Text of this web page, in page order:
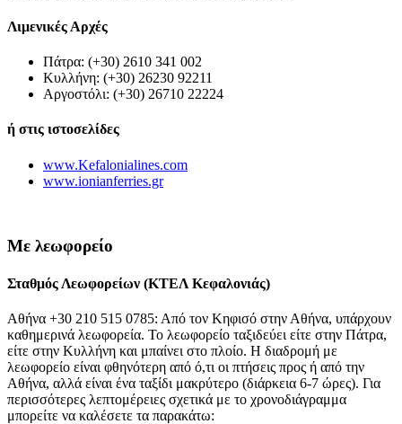
Λιμενικές Αρχές
Πάτρα: (+30) 2610 341 002
Κυλλήνη: (+30) 26230 92211
Αργοστόλι: (+30) 26710 22224
ή στις ιστοσελίδες
www.Kefalonialines.com
www.ionianferries.gr
Με λεωφορείο
Σταθμός Λεωφορείων (ΚΤΕΛ Κεφαλονιάς)
Αθήνα +30 210 515 0785: Από τον Κηφισό στην Αθήνα, υπάρχουν
καθημερινά λεωφορεία. Το λεωφορείο ταξιδεύει είτε στην Πάτρα,
είτε στην Κυλλήνη και μπαίνει στο πλοίο. Η διαδρομή με
λεωφορείο είναι φθηνότερη από ό,τι οι πτήσεις προς ή από την
Αθήνα, αλλά είναι ένα ταξίδι μακρύτερο (διάρκεια 6-7 ώρες). Για
περισσότερες λεπτομέρειες σχετικά με το χρονοδιάγραμμα
μπορείτε να καλέσετε τα παρακάτω: